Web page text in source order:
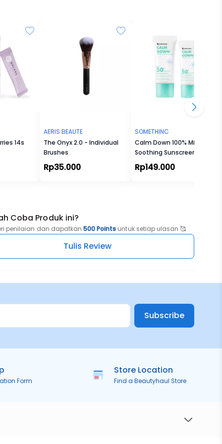
14s
AERIS BEAUTE
The Onyx 2.0 - Individual
Brushes
Rp35.000
SOMETHINC
Calm Down 100% Mineral
Soothing Sunscreen SPF
50+ PA++++
Rp149.000
Coba Produk ini?
penilaian dan dapatkan 500 Points untuk setiap ulasan 🥰
Tulis Review
Subscribe
Form
Store Location
Find a Beautyhaul Store